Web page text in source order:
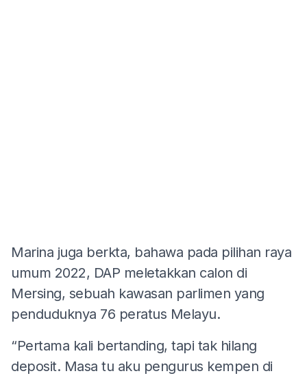
Marina juga berkta, bahawa pada pilihan raya
umum 2022, DAP meletakkan calon di
Mersing, sebuah kawasan parlimen yang
penduduknya 76 peratus Melayu.
“Pertama kali bertanding, tapi tak hilang
deposit. Masa tu aku pengurus kempen di